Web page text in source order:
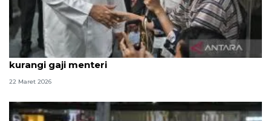
Politik kemarin, open house Istana hingga wacana
kurangi gaji menteri
22 Maret 2026